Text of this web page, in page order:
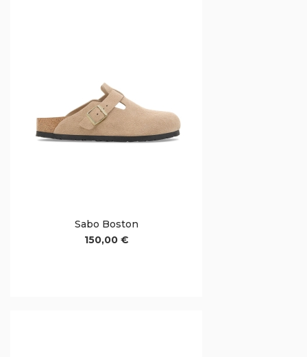
Sabo Boston
150,00 €